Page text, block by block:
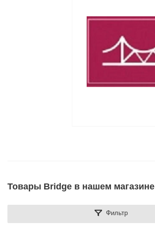
Товары Bridge в нашем магазине
Фильтр